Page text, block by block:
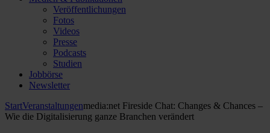
Veröffentlichungen
Fotos
Videos
Presse
Podcasts
Studien
Jobbörse
Newsletter
StartVeranstaltungenmedia:net Fireside Chat: Changes & Chances –
Wie die Digitalisierung ganze Branchen verändert